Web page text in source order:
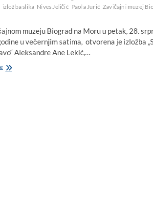
izložba slika Nives Jeličić Paola Jurić Zavičajni muzej
muzeju Biograd na Moru u petak, 28.
u večernjim satima, otvorena je izložba
Aleksandre Ane Lekić,…
U